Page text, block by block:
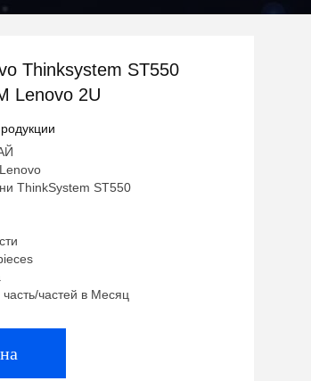
Thinksystem ST550
Lenovo 2U
ThinkSystem ST550
частей в Месяц